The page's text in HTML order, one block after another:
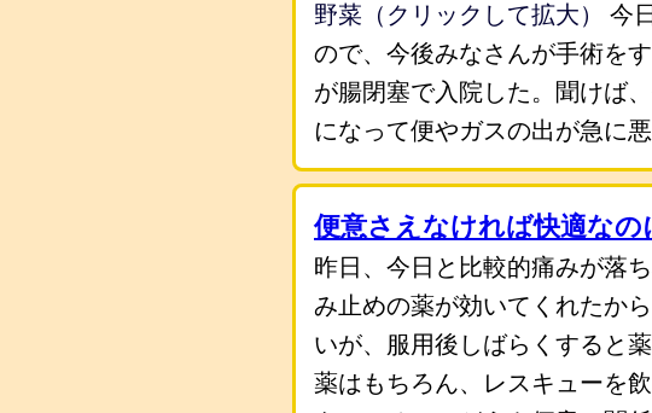
野菜（クリックして拡大）
今
ので、今後みなさんが手術を
が腸閉塞で入院した。聞けば
になって便やガスの出が急に
便意さえなければ快適なの
昨日、今日と比較的痛みが落
み止めの薬が効いてくれたか
いが、服用後しばらくすると
薬はもちろん、レスキューを